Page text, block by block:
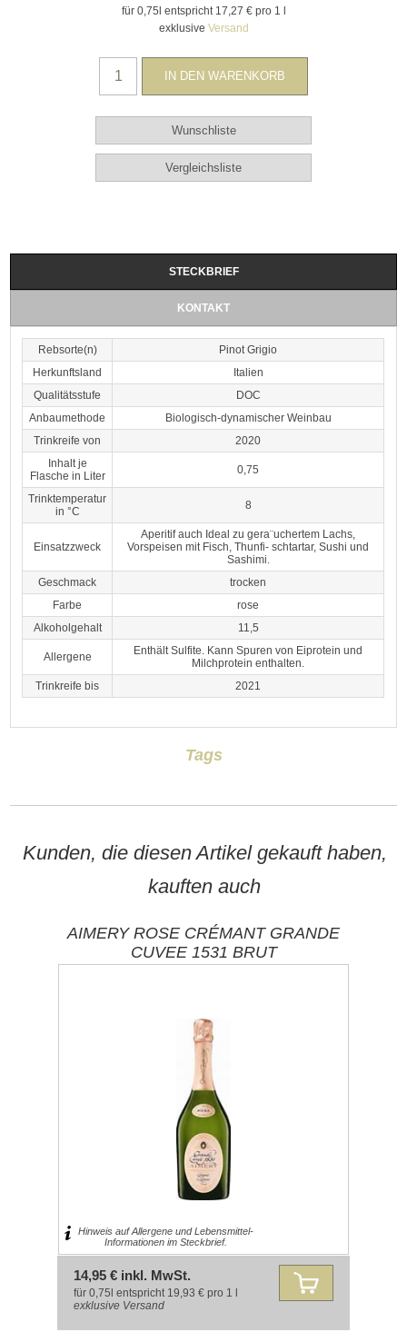
für 0,75l entspricht 17,27 € pro 1 l
exklusive Versand
STECKBRIEF
KONTAKT
Rebsorte(n)
Pinot Grigio
Herkunftsland
Italien
Qualitätsstufe
DOC
Anbaumethode
Biologisch-dynamischer Weinbau
Trinkreife von
2020
Inhalt je
Flasche in Liter
0,75
Trinktemperatur
in °C
8
Einsatzzweck
Aperitif auch Ideal zu gera¨uchertem Lachs,
Vorspeisen mit Fisch, Thunfi- schtartar, Sushi und
Sashimi.
Geschmack
trocken
Farbe
rose
Alkoholgehalt
11,5
Allergene
Enthält Sulfite. Kann Spuren von Eiprotein und
Milchprotein enthalten.
Trinkreife bis
2021
Tags
Kunden, die diesen Artikel gekauft haben,
kauften auch
AIMERY ROSE CRÉMANT GRANDE
CUVEE 1531 BRUT
Hinweis auf Allergene und Lebensmittel-
Informationen im Steckbrief.
14,95 € inkl. MwSt.
für 0,75l entspricht 19,93 € pro 1 l
exklusive Versand